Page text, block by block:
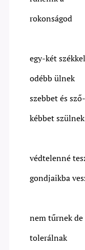
rokonságod
egy-két székkel
odébb ülnek
szebbet és sző-
kébbet szülnek
védtelenné
gondjaikba
nem tűrnek de
tolerálnak